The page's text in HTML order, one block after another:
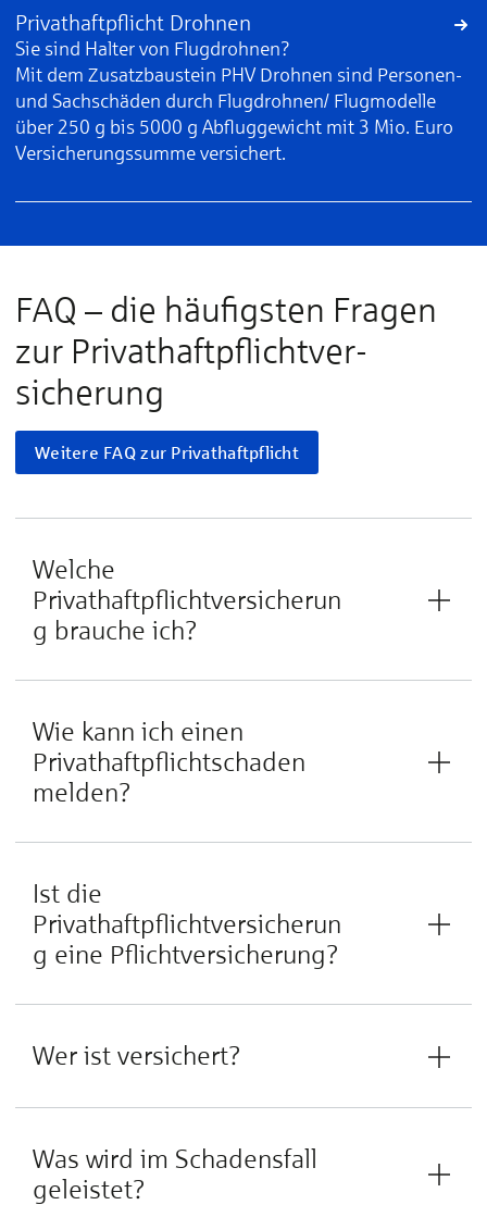
Privathaftpflicht Drohnen
Sie sind Halter von Flugdrohnen?
Mit dem Zusatzbaustein PHV Drohnen sind Personen-
und Sachschäden durch Flugdrohnen/ Flugmodelle
über 250 g bis 5000 g Abfluggewicht mit 3 Mio. Euro
Versicherungssumme versichert.
FAQ – die häu­fig­sten Fragen
zur Privat­haft­pflicht­ver­
sicherung
Weitere FAQ zur Privathaftpflicht
Welche
Privathaftpflichtversicherun
g brauche ich?
Wie kann ich einen
Privathaftpflichtschaden
melden?
Ist die
Privathaftpflichtversicherun
g eine Pflichtversicherung?
Wer ist versichert?
Was wird im Schadensfall
geleistet?